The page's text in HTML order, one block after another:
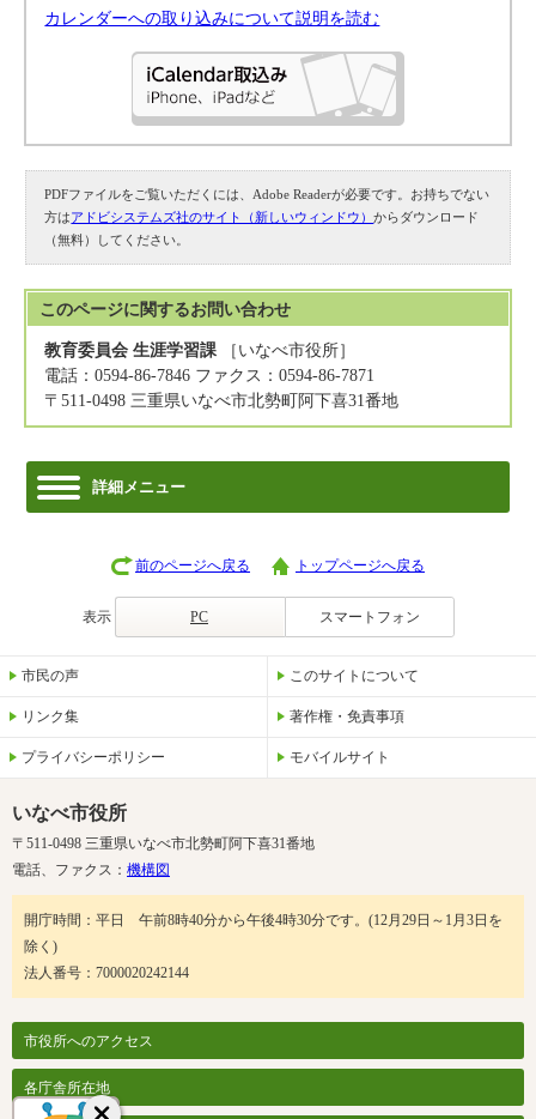
カレンダーへの取り込みについて説明を読む
PDFファイルをご覧いただくには、Adobe Readerが必要です。お持ちでない
方はアドビシステムズ社のサイト（新しいウィンドウ）からダウンロード
（無料）してください。
このページに関するお問い合わせ
教育委員会 生涯学習課 ［いなべ市役所］
電話：0594-86-7846 ファクス：0594-86-7871
〒511-0498 三重県いなべ市北勢町阿下喜31番地
詳細メニュー
前のページへ戻る トップページへ戻る
表示 PC スマートフォン
市民の声 このサイトについて
リンク集 著作権・免責事項
プライバシーポリシー モバイルサイト
いなべ市役所
〒511-0498 三重県いなべ市北勢町阿下喜31番地
電話、ファクス： 機構図
開庁時間：平日 午前8時40分から午後4時30分です。(12月29日～1月3日を
除く)
法人番号：7000020242144
市役所へのアクセス
各庁舎所在地